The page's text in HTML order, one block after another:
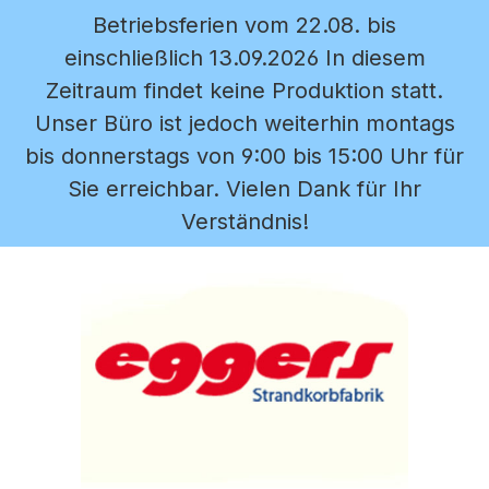
Zum Hauptinhalt springen
Betriebsferien vom 22.08. bis
einschließlich 13.09.2026 In diesem
Zeitraum findet keine Produktion statt.
Unser Büro ist jedoch weiterhin montags
bis donnerstags von 9:00 bis 15:00 Uhr für
Sie erreichbar. Vielen Dank für Ihr
Verständnis!